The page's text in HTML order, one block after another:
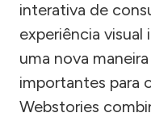
interativa de
experiência visual
uma nova
importantes para
Webstories